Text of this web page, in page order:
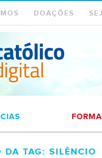
DOAÇÕES
DA TAG: SILÊNCIO